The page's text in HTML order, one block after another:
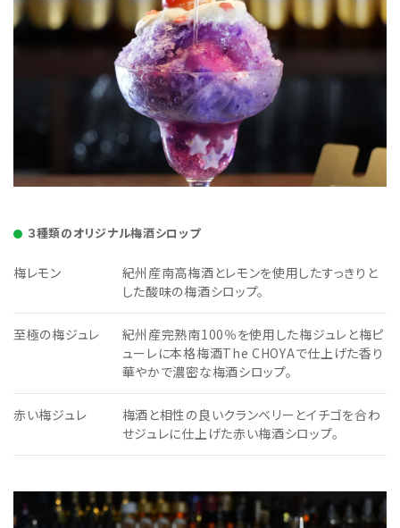
３種類のオリジナル梅酒シロップ
梅レモン
紀州産南高梅酒とレモンを使用したすっきりと
した酸味の梅酒シロップ。
至極の梅ジュレ
紀州産完熟南100％を使用した梅ジュレと梅ピ
ューレに本格梅酒The CHOYAで仕上げた香り
華やかで濃密な梅酒シロップ。
赤い梅ジュレ
梅酒と相性の良いクランベリーとイチゴを合わ
せジュレに仕上げた赤い梅酒シロップ。